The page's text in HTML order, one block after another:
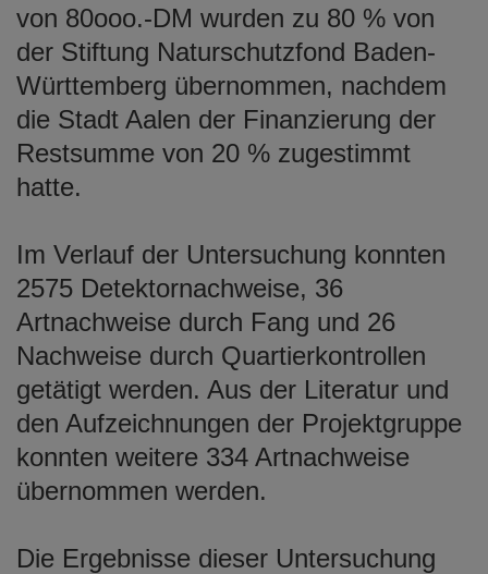
von 80ooo.-DM wurden zu 80 % von
der Stiftung Naturschutzfond Baden-
Württemberg übernommen, nachdem
die Stadt Aalen der Finanzierung der
Restsumme von 20 % zugestimmt
hatte.
Im Verlauf der Untersuchung konnten
2575 Detektornachweise, 36
Artnachweise durch Fang und 26
Nachweise durch Quartierkontrollen
getätigt werden. Aus der Literatur und
den Aufzeichnungen der Projektgruppe
konnten weitere 334 Artnachweise
übernommen werden.
Die Ergebnisse dieser Untersuchung